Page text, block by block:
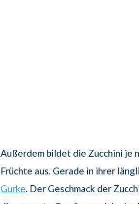
Außerdem bildet die Zucchini je
Früchte aus. Gerade in ihrer
Gurke. Der Geschmack der